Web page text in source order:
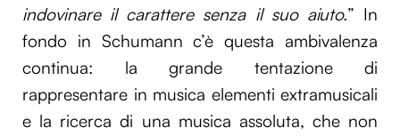
indovinare il carattere senza il suo aiuto.” In
fondo in Schumann c’è questa ambivalenza
continua: la grande tentazione di
rappresentare in musica elementi extramusicali
e la ricerca di una musica assoluta, che non